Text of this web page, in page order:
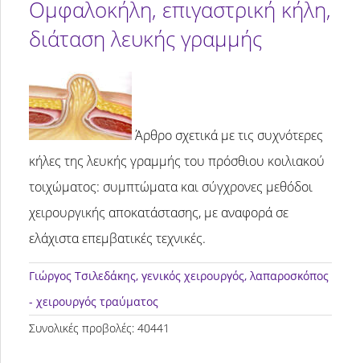
Ομφαλοκήλη, επιγαστρική κήλη,
διάταση λευκής γραμμής
Άρθρο σχετικά με τις συχνότερες
κήλες της λευκής γραμμής του πρόσθιου κοιλιακού
τοιχώματος: συμπτώματα και σύγχρονες μεθόδοι
χειρουργικής αποκατάστασης, με αναφορά σε
ελάχιστα επεμβατικές τεχνικές.
Γιώργος Τσιλεδάκης, γενικός χειρουργός, λαπαροσκόπος
- χειρουργός τραύματος
Συνολικές προβολές: 40441